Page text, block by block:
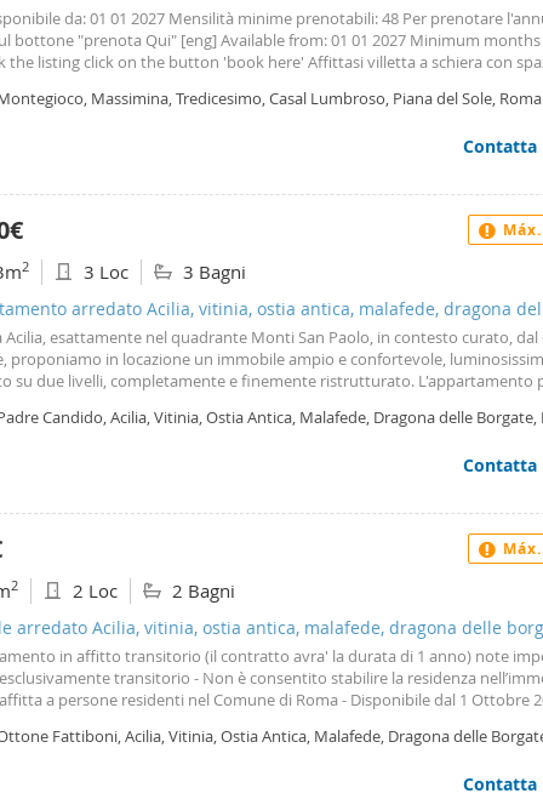
da: 01 01 2027 Mensilità minime prenotabili: 48 Per prenotare
bottone "prenota Qui" [eng] Available from: 01 01 2027 Minimum
the listing click on the button 'book here' Affittasi villetta a schiera con
soggiorno con angolo cottura, cameretta e bagno - al primo piano: camera
with spacious outdoor front yard and small rear garden. Composed as
floor: double bedroom and two terraces. Parking space. Thermo-
Massimina, Tredicesimo, Casal Lumbroso, Piana del Sole, Roma
Contatta
2 3 Loc 3 Bagni
arredato Acilia, vitinia, ostia antica, malafede, dragona
Acilia, esattamente nel quadrante Monti San Paolo, in contesto curato, dal
proponiamo in locazione un immobile ampio e confortevole,
su due livelli, completamente e finemente ristrutturato. L'appartamento
gode di una grande zona living doppia, cucina e bagno al piano
arredo camera matrimoniale. Realizzato con cura nei minimi dettagli,
Candido, Acilia, Vitinia, Ostia Antica, Malafede, Dragona delle Borgate,
Contatta
2 2 Loc 2 Bagni
arredato Acilia, vitinia, ostia antica, malafede, dragona delle
in affitto transitorio (il contratto avra' la durata di 1 anno) note
transitorio - Non è consentito stabilire la residenza
a persone residenti nel Comune di Roma - Disponibile dal 1 Ottobre
12 mesi) un appartamento situato in via Ottone Fattiboni, posto al sesto
in trasferta o chiunque abbia necessità di un soggiorno
Fattiboni, Acilia, Vitinia, Ostia Antica, Malafede, Dragona delle
Contatta